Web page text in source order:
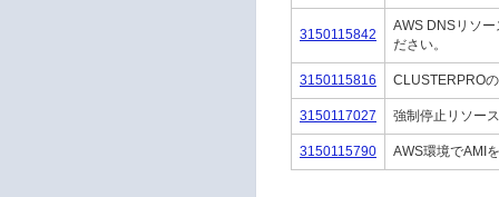
3150115842
AWS DNSリソ
ださい。
3150115816 CLUSTERPRO
3150117027 強制停止リソー
3150115790 AWS環境でAMI